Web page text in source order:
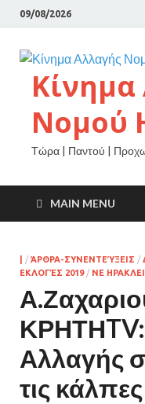
09/08/2026
Νομού
Τώρα | Παντού |
MAIN MENU
/ ΆΡΘΡΑ-ΣΥΝΕΝΤΕΎΞΕΙΣ /
ΕΚΛΟΓΈΣ 2019/ ΝΕ
Αλλαγής
τις κάλπες